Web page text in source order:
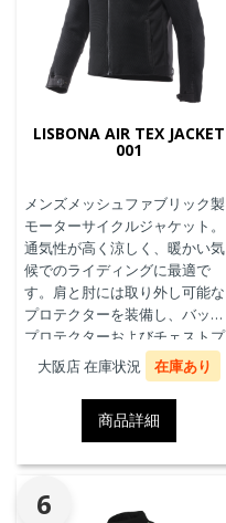
LISBONA AIR TEX JACKET
001
メンズメッシュファブリック製
モーターサイクルジャケット。
通気性が高く涼しく、暖かい気
候でのライディングに最適で
す。肩と肘には取り外し可能な
プロテクターを装備し、バック
プロテクターおよびチェストプ
ロテクターにも対応していま
す。
大阪店 在庫状況 在庫あり
商品詳細
6